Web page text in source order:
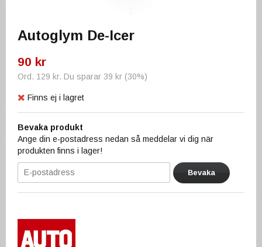
Autoglym De-Icer
90 kr
Ord. 129 kr. Du sparar 39 kr (30%)
Finns ej i lagret
Bevaka produkt
Ange din e-postadress nedan så meddelar vi dig när
produkten finns i lager!
Bevaka